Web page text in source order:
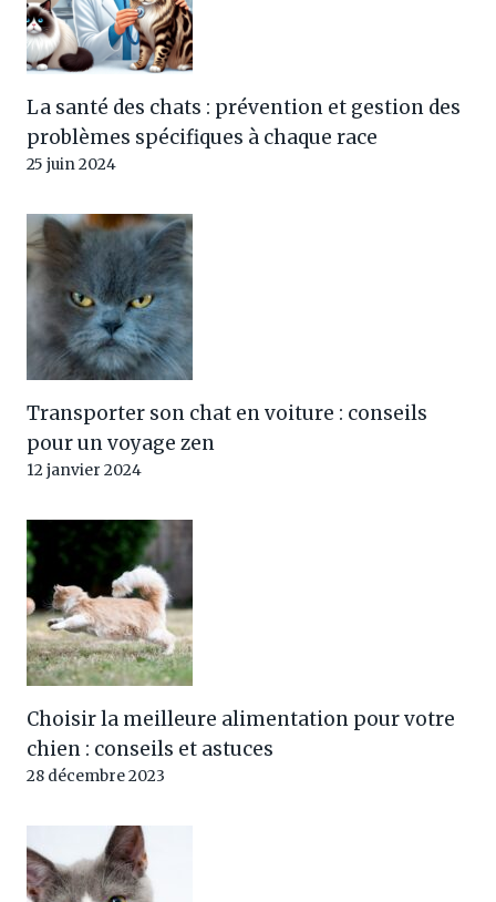
La santé des chats : prévention et gestion des
problèmes spécifiques à chaque race
25 juin 2024
Transporter son chat en voiture : conseils
pour un voyage zen
12 janvier 2024
Choisir la meilleure alimentation pour votre
chien : conseils et astuces
28 décembre 2023